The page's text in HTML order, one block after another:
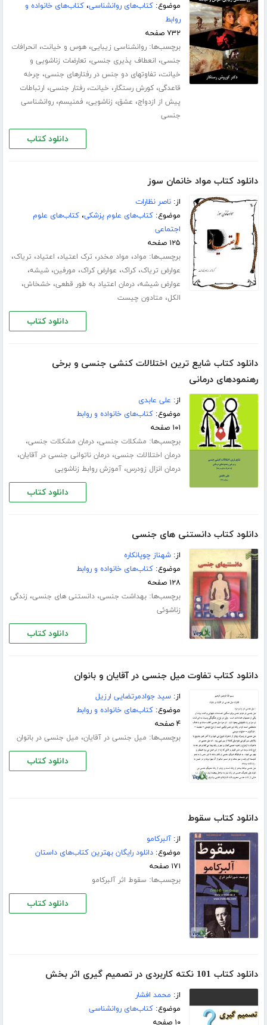
موضوع:کتاب‌های روانشناسی،کتاب‌های خانواده و
روابط
۷۳۲ صفحه
برچسب‌ها:روانشناسی زیبایی،هوس و خیانت، انحرافات
جنسی، انعطاف پذیری جنسی، تعارضات زناشویی و
خیانت، تفاوتهای دو جنس در رفتارهای جنسی، چرخه
قاعدگی،کورش رستگار، خیانت،رفتار جنسی، ارتباطات
پیش از ازدواج، عشق، زناشویی، فمنیسم،روانشناسی
جنسی
دانلود کتاب
دانلود کتاب مواد خانمان سوز
از:ناصر نظارات
موضوع:کتاب‌های علوم پزشکی،کتاب‌های علوم
اجتماعی
۱۲۵ صفحه
برچسب‌ها: مواد، مواد مخدر، ترک اعتیاد، اعتیاد، تریاک،
عوارض تریاک،کراک، عوارض کراک، مورفین،شیشه،
عوارض شیشه،درمان اعتیاد به طور قطعی، خشخاش،
الکل، متادون چیست
دانلود کتاب
دانلود کتاب شایع ترین اختلالات کنشی جنسی و برخی
رهنمودهای درمانی
از: علی عابدی
موضوع:کتاب‌های خانواده و روابط
۱۰۱ صفحه
برچسب‌ها: مشکلات جنسی،درمان مشکلات جنسی،
درمان اختلالات جنسی،درمان ناتوانی جنسی در آقایان،
درمان انزال زودرس،آموزش روابط زناشویی
دانلود کتاب
دانلود کتاب دانستنی های جنسی
از:شهناز چوپانکاره
موضوع:کتاب‌های خانواده و روابط
۱۲۸ صفحه
برچسب‌ها:بهداشت جنسی،دانستنی های جنسی، زندگی
زناشوئی
دانلود کتاب
دانلود کتاب تفاوت میل جنسی در آقایان و بانوان
از:سید جوادمرتضایی ارزیل
موضوع:کتاب‌های خانواده و روابط
۴ صفحه
برچسب‌ها: میل جنسی در آقایان، میل جنسی در بانوان
دانلود کتاب
دانلود کتاب سقوط
از:آلبرکامو
موضوع:دانلود رایگان بهترین کتاب‌های داستان
۱۷۱ صفحه
برچسب‌ها: سقوط اثر آلبرکامو
دانلود کتاب
دانلود کتاب 101 نکته کاربردی در تصمیم گیری اثر بخش
از: محمد افشار
موضوع:کتاب‌های روانشناسی
۱۰ صفحه